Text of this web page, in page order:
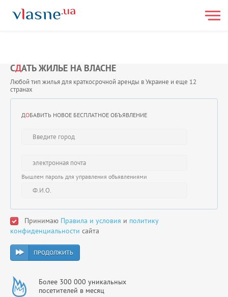
СДАТЬ ЖИЛЬЕ НА ВЛАСНЕ
Любой тип жилья для краткосрочной аренды в Украине и еще 12
странах
ДОБАВИТЬ НОВОЕ БЕСПЛАТНОЕ ОБЪЯВЛЕНИЕ
Вышлем пароль для управления объявлениями
Принимаю Правила и условия и политику
конфиденциальности сайта
ПРОДОЛЖИТЬ
Более 300 000 уникальных
посетителей в месяц